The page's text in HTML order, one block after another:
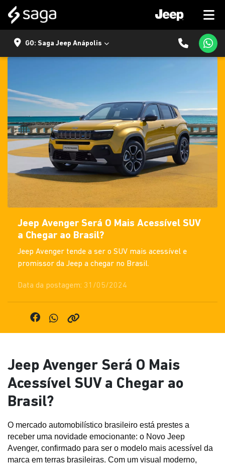
GO: Saga Jeep Anápolis
Jeep Avenger Será O Mais Acessível SUV
a Chegar ao Brasil?
Jeep Avenger tende a ser o SUV mais acessível e
promissor da Jeep a chegar no Brasil.
Data da postagem: 31/05/2024
Jeep Avenger Será O Mais
Acessível SUV a Chegar ao
Brasil?
O mercado automobilístico brasileiro está prestes a
receber uma novidade emocionante: o Novo Jeep
Avenger, confirmado para ser o modelo mais acessível da
marca em terras brasileiras. Com um visual moderno,